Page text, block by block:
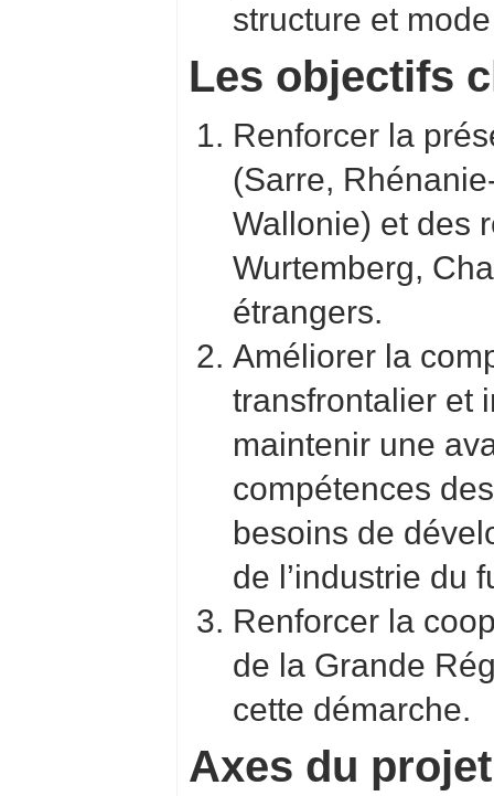
structure et
Les objectifs
Renforcer la
(Sarre,
Wallonie) et des
Wurtemberg,
étrangers.
Améliorer la
transfrontalier et
maintenir une
compétences
besoins de
de l’industrie du
Renforcer la
de la Grande
cette démarche.
Axes du projet